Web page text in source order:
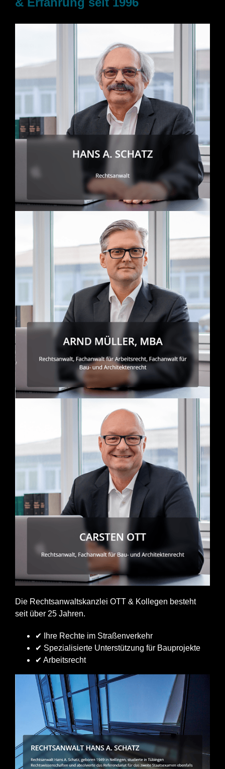
Die Rechtsanwaltskanzlei OTT & Kollegen besteht
seit über 25 Jahren.
✔ Ihre Rechte im Straßenverkehr
✔ Spezialisierte Unterstützung für Bauprojekte
✔ Arbeitsrecht